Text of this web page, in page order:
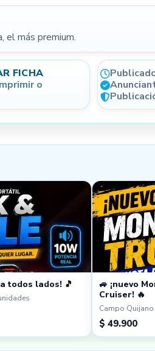
el más premium.
FICHA
o
todos lados! 🎵
🚙 ¡nuevo
Cruiser! 🔥
Campo
$ 49.900
en tus